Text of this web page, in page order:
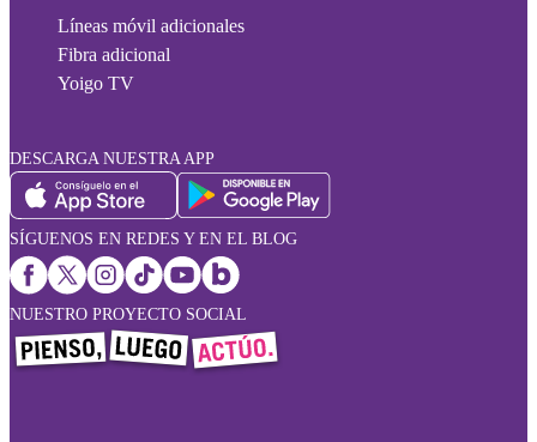
Líneas móvil adicionales
Fibra adicional
Yoigo TV
DESCARGA NUESTRA APP
SÍGUENOS EN REDES Y EN EL BLOG
NUESTRO PROYECTO SOCIAL